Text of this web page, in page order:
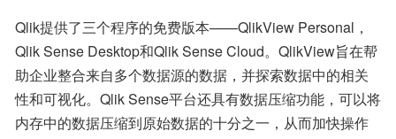
Qlik提供了三个程序的免费版本——QlikView Personal，
Qlik Sense Desktop和Qlik Sense Cloud。QlikView旨在帮
助企业整合来自多个数据源的数据，并探索数据中的相关
性和可视化。Qlik Sense平台还具有数据压缩功能，可以将
内存中的数据压缩到原始数据的十分之一，从而加快操作